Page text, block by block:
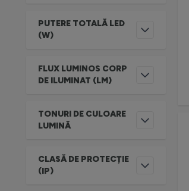
PUTERE TOTALĂ LED
(W)FILTRU
FLUX LUMINOS CORP
DE ILUMINAT (LM)FILTRU
TONURI DE CULOARE
LUMINĂFILTRU
CLASĂ DE PROTECȚIE
(IP)FILTRU